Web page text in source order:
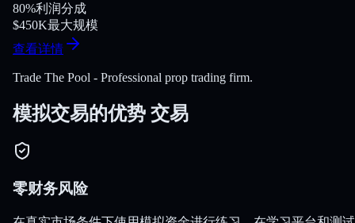
80%利润分成
$450K最大规模
查看详情
Trade The Pool - Professional prop trading firm.
模拟交易的优势 交易
零财务风险